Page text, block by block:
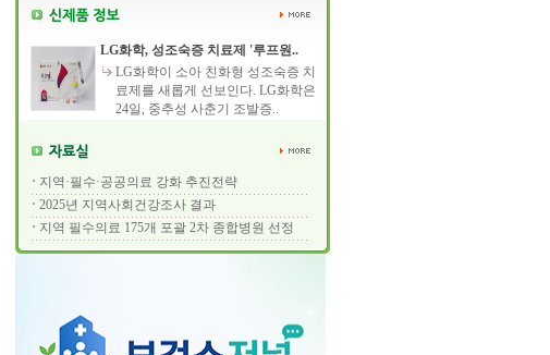
LG화학, 성조숙증 치료제 '루프원..
LG화학이 소아 친화형 성조숙증 치
료제를 새롭게 선보인다. LG화학은
24일, 중추성 사춘기 조발증..
지역·필수·공공의료 강화 추진전략
2025년 지역사회건강조사 결과
지역 필수의료 175개 포괄 2차 종합병원 선정